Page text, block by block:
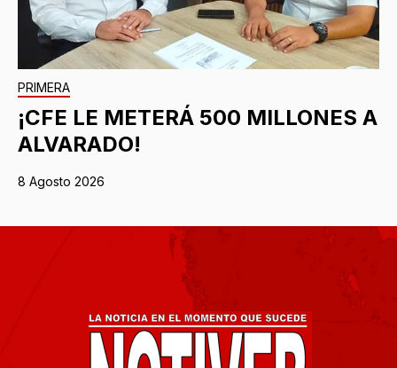
PRIMERA
¡CFE LE METERÁ 500 MILLONES A
ALVARADO!
8 Agosto 2026